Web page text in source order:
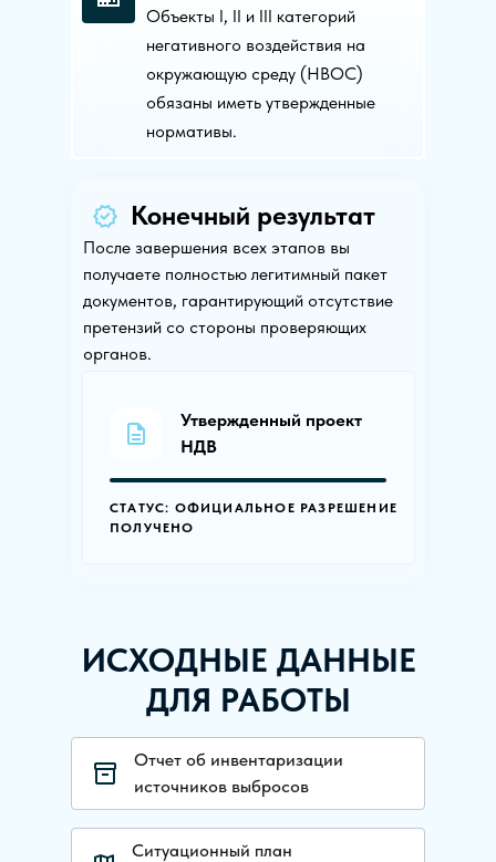
Объекты I, II и III категорий
негативного воздействия на
окружающую среду (НВОС)
обязаны иметь утвержденные
нормативы.
Конечный результат
После завершения всех этапов вы
получаете полностью легитимный пакет
документов, гарантирующий отсутствие
претензий со стороны проверяющих
органов.
Утвержденный проект
НДВ
СТАТУС: ОФИЦИАЛЬНОЕ РАЗРЕШЕНИЕ
ПОЛУЧЕНО
Отчет об инвентаризации
источников выбросов
Ситуационный план
ИСХОДНЫЕ ДАННЫЕ
ДЛЯ РАБОТЫ